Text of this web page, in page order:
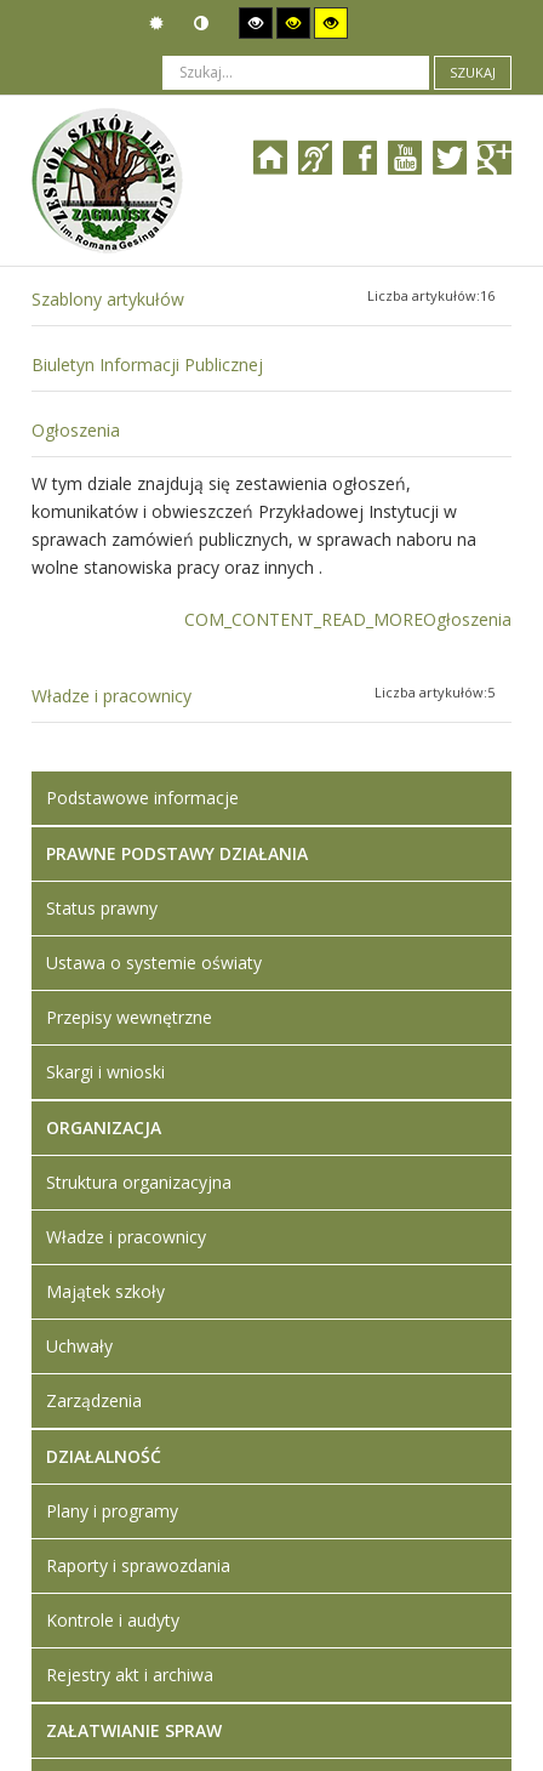
SZUKAJ
Jesteś tutaj: O Biuletynie
Szablony artykułów Liczba artykułów:16
Biuletyn Informacji Publicznej
Ogłoszenia
W tym dziale znajdują się zestawienia ogłoszeń,
komunikatów i obwieszczeń Przykładowej Instytucji w
sprawach zamówień publicznych, w sprawach naboru na
wolne stanowiska pracy oraz innych .
COM_CONTENT_READ_MOREOgłoszenia
Władze i pracownicy Liczba artykułów:5
Podstawowe informacje
PRAWNE PODSTAWY DZIAŁANIA
Status prawny
Ustawa o systemie oświaty
Przepisy wewnętrzne
Skargi i wnioski
ORGANIZACJA
Struktura organizacyjna
Władze i pracownicy
Majątek szkoły
Uchwały
Zarządzenia
DZIAŁALNOŚĆ
Plany i programy
Raporty i sprawozdania
Kontrole i audyty
Rejestry akt i archiwa
ZAŁATWIANIE SPRAW